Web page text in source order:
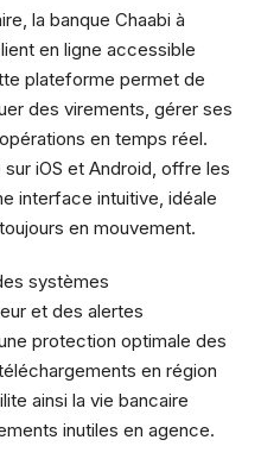
la banque Chaabi à
en ligne accessible
plateforme permet de
des virements, gérer ses
en temps réel.
iOS et Android, offre les
interface intuitive, idéale
en mouvement.
systèmes
et des alertes
protection optimale des
en région
ainsi la vie bancaire
inutiles en agence.